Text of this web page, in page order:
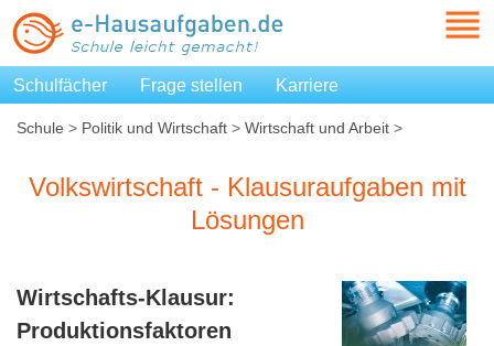
Schulfächer Frage stellen Karriere
Schule > Politik und Wirtschaft > Wirtschaft und Arbeit >
Volkswirtschaft - Klausuraufgaben mit
Lösungen
Wirtschafts-Klausur:
Produktionsfaktoren